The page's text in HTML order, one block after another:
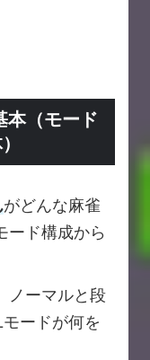
本（モード
がどんな麻雀
ード構成から
ノーマルと段
ードが何を